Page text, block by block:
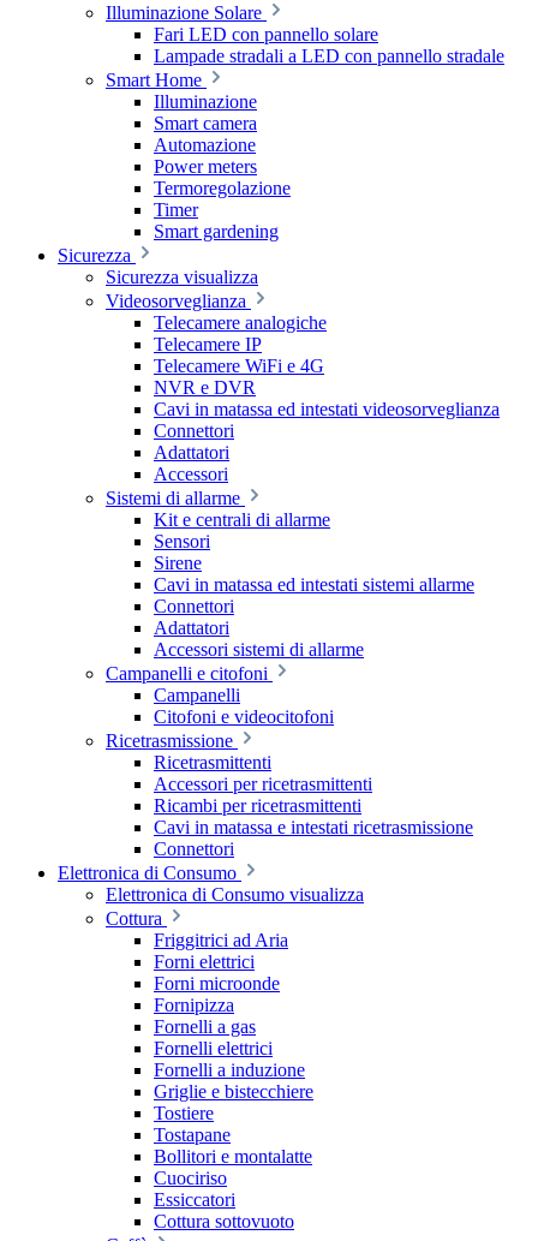
Illuminazione Solare
Fari LED con pannello solare
Lampade stradali a LED con pannello stradale
Smart Home
Illuminazione
Smart camera
Automazione
Power meters
Termoregolazione
Timer
Smart gardening
Sicurezza
Sicurezza visualizza
Videosorveglianza
Telecamere analogiche
Telecamere IP
Telecamere WiFi e 4G
NVR e DVR
Cavi in matassa ed intestati videosorveglianza
Connettori
Adattatori
Accessori
Sistemi di allarme
Kit e centrali di allarme
Sensori
Sirene
Cavi in matassa ed intestati sistemi allarme
Connettori
Adattatori
Accessori sistemi di allarme
Campanelli e citofoni
Campanelli
Citofoni e videocitofoni
Ricetrasmissione
Ricetrasmittenti
Accessori per ricetrasmittenti
Ricambi per ricetrasmittenti
Cavi in matassa e intestati ricetrasmissione
Connettori
Elettronica di Consumo
Elettronica di Consumo visualizza
Cottura
Friggitrici ad Aria
Forni elettrici
Forni microonde
Fornipizza
Fornelli a gas
Fornelli elettrici
Fornelli a induzione
Griglie e bistecchiere
Tostiere
Tostapane
Bollitori e montalatte
Cuociriso
Essiccatori
Cottura sottovuoto